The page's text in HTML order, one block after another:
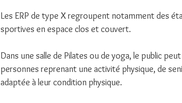
Les ERP de type X regroupent notamment des
sportives en espace clos et couvert.
Dans une salle de Pilates ou de yoga, le public
personnes reprenant une activité physique, de
adaptée à leur condition physique.